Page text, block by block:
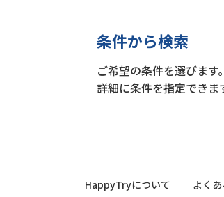
条件から検索
ご希望の条件を選びます
詳細に条件を指定できま
HappyTryについて よく